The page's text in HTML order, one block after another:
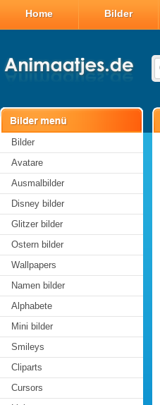
Home Bilder
Bilder
Avatare
Ausmalbilder
Disney bilder
Glitzer bilder
Ostern bilder
Wallpapers
Namen bilder
Alphabete
Mini bilder
Smileys
Cliparts
Cursors